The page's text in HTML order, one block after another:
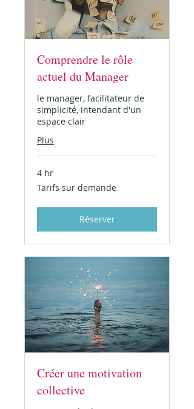
Comprendre le rôle
actuel du Manager
le manager, facilitateur de
simplicité, intendant d'un
espace clair
Plus
4 hr
Tarifs
sur
Tarifs sur demande
Réserver
Créer une motivation
collective